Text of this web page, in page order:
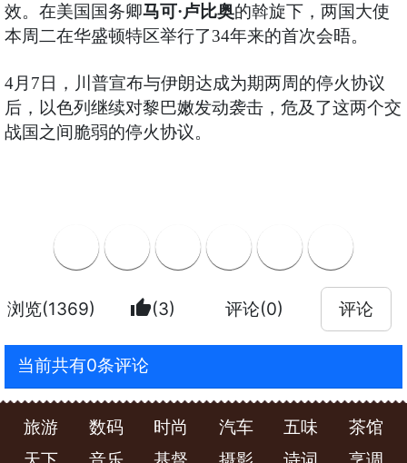
效。在美国国务卿马可·卢比奥的斡旋下，两国大使
本周二在华盛顿特区举行了34年来的首次会晤。
4月7日，川普宣布与伊朗达成为期两周的停火协议
后，以色列继续对黎巴嫩发动袭击，危及了这两个交
战国之间脆弱的停火协议。
浏览(1369) thumb_up(3) 评论(0) 评论
当前共有0条评论
旅游 数码 时尚 汽车 五味
茶馆